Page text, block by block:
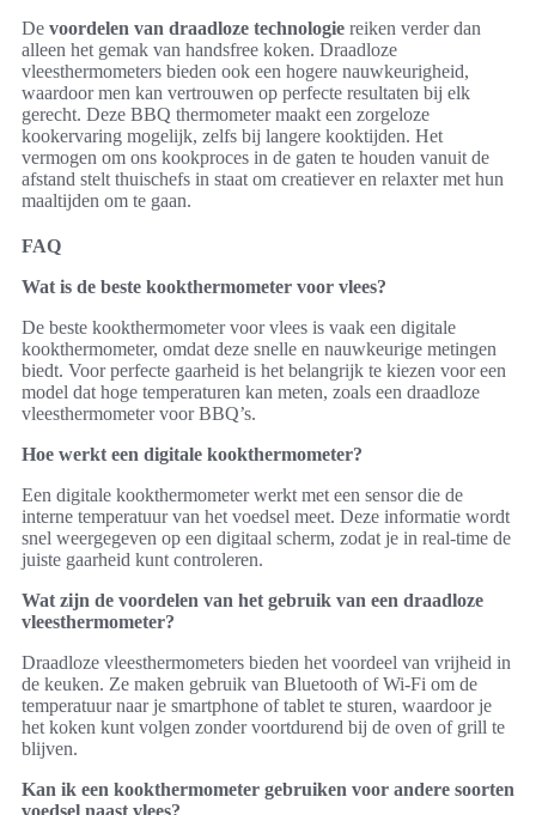
De voordelen van draadloze technologie reiken verder dan
alleen het gemak van handsfree koken. Draadloze
vleesthermometers bieden ook een hogere nauwkeurigheid,
waardoor men kan vertrouwen op perfecte resultaten bij elk
gerecht. Deze BBQ thermometer maakt een zorgeloze
kookervaring mogelijk, zelfs bij langere kooktijden. Het
vermogen om ons kookproces in de gaten te houden vanuit de
afstand stelt thuischefs in staat om creatiever en relaxter met hun
maaltijden om te gaan.
FAQ
Wat is de beste kookthermometer voor vlees?
De beste kookthermometer voor vlees is vaak een digitale
kookthermometer, omdat deze snelle en nauwkeurige metingen
biedt. Voor perfecte gaarheid is het belangrijk te kiezen voor een
model dat hoge temperaturen kan meten, zoals een draadloze
vleesthermometer voor BBQ’s.
Hoe werkt een digitale kookthermometer?
Een digitale kookthermometer werkt met een sensor die de
interne temperatuur van het voedsel meet. Deze informatie wordt
snel weergegeven op een digitaal scherm, zodat je in real-time de
juiste gaarheid kunt controleren.
Wat zijn de voordelen van het gebruik van een draadloze
vleesthermometer?
Draadloze vleesthermometers bieden het voordeel van vrijheid in
de keuken. Ze maken gebruik van Bluetooth of Wi-Fi om de
temperatuur naar je smartphone of tablet te sturen, waardoor je
het koken kunt volgen zonder voortdurend bij de oven of grill te
blijven.
Kan ik een kookthermometer gebruiken voor andere soorten
voedsel naast vlees?